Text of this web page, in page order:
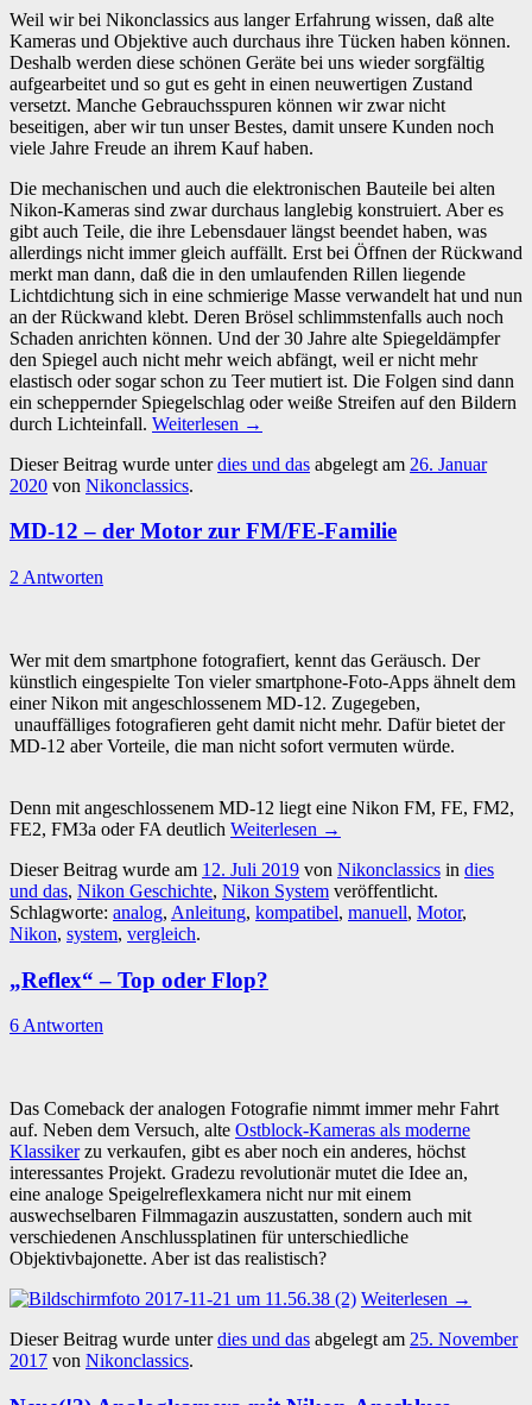
Weil wir bei Nikonclassics aus langer Erfahrung wissen, daß alte
Kameras und Objektive auch durchaus ihre Tücken haben können.
Deshalb werden diese schönen Geräte bei uns wieder sorgfältig
aufgearbeitet und so gut es geht in einen neuwertigen Zustand
versetzt. Manche Gebrauchsspuren können wir zwar nicht
beseitigen, aber wir tun unser Bestes, damit unsere Kunden noch
viele Jahre Freude an ihrem Kauf haben.
Die mechanischen und auch die elektronischen Bauteile bei alten
Nikon-Kameras sind zwar durchaus langlebig konstruiert. Aber es
gibt auch Teile, die ihre Lebensdauer längst beendet haben, was
allerdings nicht immer gleich auffällt. Erst bei Öffnen der Rückwand
merkt man dann, daß die in den umlaufenden Rillen liegende
Lichtdichtung sich in eine schmierige Masse verwandelt hat und nun
an der Rückwand klebt. Deren Brösel schlimmstenfalls auch noch
Schaden anrichten können. Und der 30 Jahre alte Spiegeldämpfer
den Spiegel auch nicht mehr weich abfängt, weil er nicht mehr
elastisch oder sogar schon zu Teer mutiert ist. Die Folgen sind dann
ein scheppernder Spiegelschlag oder weiße Streifen auf den Bildern
durch Lichteinfall. Weiterlesen →
Dieser Beitrag wurde unterdies und das abgelegt am 26. Januar
2020 von Nikonclassics.
MD-12 – der Motor zur FM/FE-Familie
2 Antworten
Wer mit dem smartphone fotografiert, kennt das Geräusch. Der
künstlich eingespielte Ton vieler smartphone-Foto-Apps ähnelt dem
einer Nikon mit angeschlossenem MD-12. Zugegeben,
unauffälliges fotografieren geht damit nicht mehr. Dafür bietet der
MD-12 aber Vorteile, die man nicht sofort vermuten würde.
Denn mit angeschlossenem MD-12 liegt eine Nikon FM, FE, FM2,
FE2, FM3a oder FA deutlich Weiterlesen →
Dieser Beitrag wurde am 12. Juli 2019 von Nikonclassics in dies
und das, Nikon Geschichte, Nikon System veröffentlicht.
Schlagworte: analog, Anleitung, kompatibel, manuell, Motor,
Nikon, system, vergleich.
„Reflex“ – Top oder Flop?
6 Antworten
Das Comeback der analogen Fotografie nimmt immer mehr Fahrt
auf. Neben dem Versuch, alte Ostblock-Kameras als moderne
Klassikerzu verkaufen, gibt es aber noch ein anderes, höchst
interessantes Projekt. Gradezu revolutionär mutet die Idee an,
eine analoge Speigelreflexkamera nicht nur mit einem
auswechselbaren Filmmagazin auszustatten, sondern auch mit
verschiedenen Anschlussplatinen für unterschiedliche
Objektivbajonette. Aber ist das realistisch?
Weiterlesen →
Dieser Beitrag wurde unterdies und das abgelegt am 25. November
2017 von Nikonclassics.